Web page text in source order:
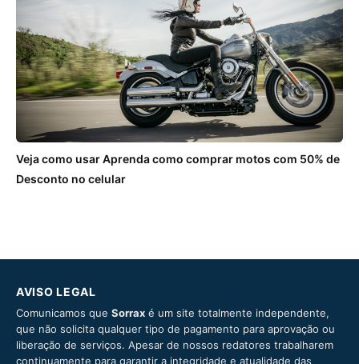
Veja como usar Aprenda como comprar motos com 50% de
Desconto no celular
AVISO LEGAL
Comunicamos que Sorrax é um site totalmente independente,
que não solicita qualquer tipo de pagamento para aprovação ou
liberação de serviços. Apesar de nossos redatores trabalharem
continuamente para garantir a integridade e atualidade das